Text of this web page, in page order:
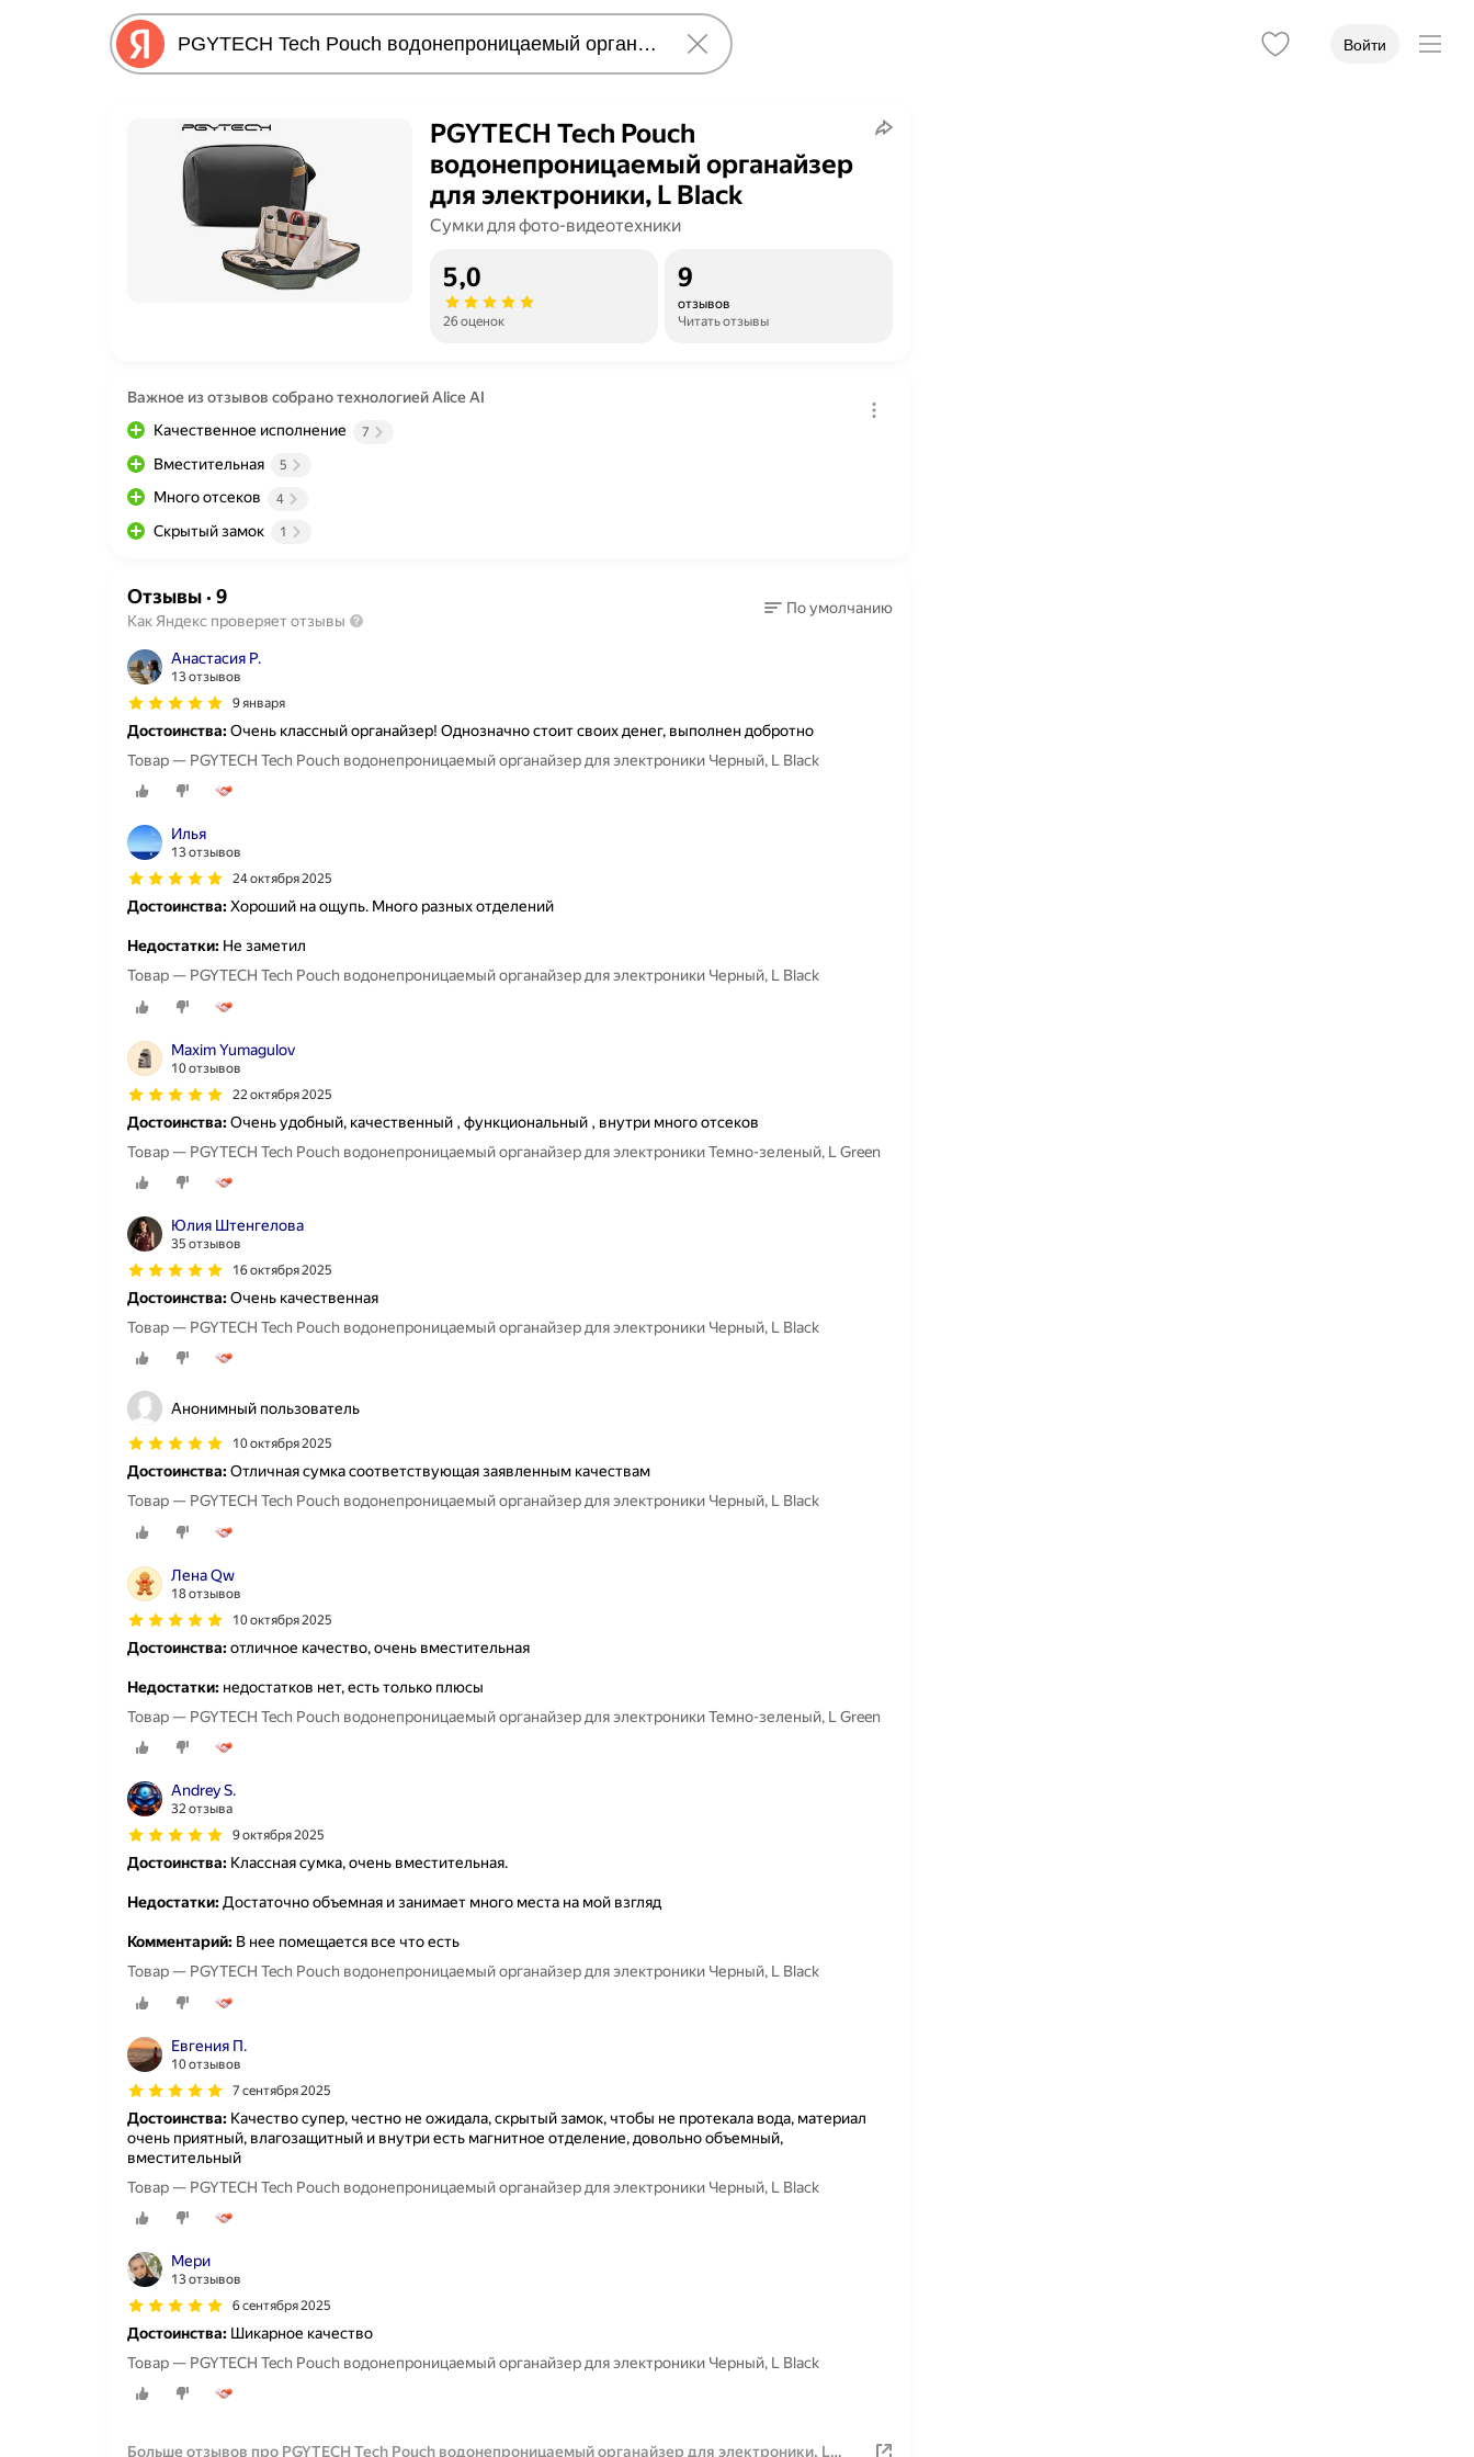
Войти
PGYTECH Tech Pouch
водонепроницаемый органайзер
для электроники, L Black
Сумки для фото-видеотехники
5,0
26 оценок
9
отзывов
Читать отзывы
Важное из отзывов собрано технологией Alice AI
Качественное исполнение
7
Вместительная 5
Много отсеков 4
Скрытый замок 1
Отзывы· 9
Как Яндекс проверяет отзывы
По умолчанию
Анастасия Р.
13 отзывов
9 января
Достоинства:Очень классный органайзер! Однозначно стоит своих денег, выполнен добротно
Товар — PGYTECH Tech Pouch водонепроницаемый органайзер для электроники Черный, L Black
Илья
13 отзывов
24 октября 2025
Достоинства:Хороший на ощупь. Много разных отделений
Недостатки: Не заметил
Товар — PGYTECH Tech Pouch водонепроницаемый органайзер для электроники Черный, L Black
Maxim Yumagulov
10 отзывов
22 октября 2025
Достоинства:Очень удобный, качественный , функциональный , внутри много отсеков
Товар — PGYTECH Tech Pouch водонепроницаемый органайзер для электроники Темно-зеленый, L Green
Юлия Штенгелова
35 отзывов
16 октября 2025
Достоинства:Очень качественная
Товар — PGYTECH Tech Pouch водонепроницаемый органайзер для электроники Черный, L Black
Анонимный пользователь
10 октября 2025
Достоинства:Отличная сумка соответствующая заявленным качествам
Товар — PGYTECH Tech Pouch водонепроницаемый органайзер для электроники Черный, L Black
Лена Qw
18 отзывов
10 октября 2025
Достоинства:отличное качество, очень вместительная
Недостатки: недостатков нет, есть только плюсы
Товар — PGYTECH Tech Pouch водонепроницаемый органайзер для электроники Темно-зеленый, L Green
Andrey S.
32 отзыва
9 октября 2025
Достоинства: Классная сумка, очень вместительная.
Недостатки:Достаточно объемная и занимает много места на мой взгляд
Комментарий: В нее помещается все что есть
Товар — PGYTECH Tech Pouch водонепроницаемый органайзер для электроники Черный, L Black
Евгения П.
10 отзывов
7 сентября 2025
Достоинства: Качество супер, честно не ожидала, скрытый замок, чтобы не протекала вода, материал
очень приятный, влагозащитный и внутри есть магнитное отделение, довольно объемный,
вместительный
Товар — PGYTECH Tech Pouch водонепроницаемый органайзер для электроники Черный, L Black
Мери
13 отзывов
6 сентября 2025
Достоинства: Шикарное качество
Товар — PGYTECH Tech Pouch водонепроницаемый органайзер для электроники Черный, L Black
Больше отзывов про PGYTECH Tech Pouch водонепроницаемый органайзер для электроники, L